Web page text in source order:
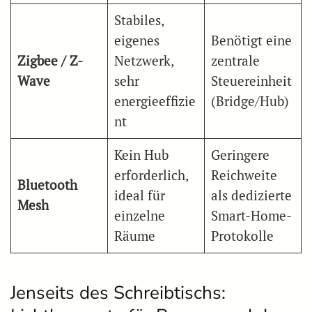
Zigbee / Z-
Wave
Stabiles,
eigenes
Netzwerk,
sehr
energieeffizie
nt
Benötigt eine
zentrale
Steuereinheit
(Bridge/Hub)
Bluetooth
Mesh
Kein Hub
erforderlich,
ideal für
einzelne
Räume
Geringere
Reichweite
als dedizierte
Smart-Home-
Protokolle
Jenseits des Schreibtischs: